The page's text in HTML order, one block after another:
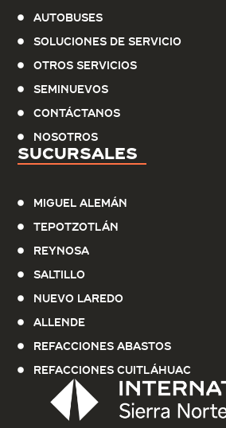
Sucursales
Miguel Alemán
Tepotzotlán
Reynosa
Saltillo
Nuevo Laredo
Allende
Refacciones Abastos
Refacciones Cuitláhuac
Autobuses
Soluciones de servicio
Otros Servicios
Seminuevos
Contáctanos
Nosotros